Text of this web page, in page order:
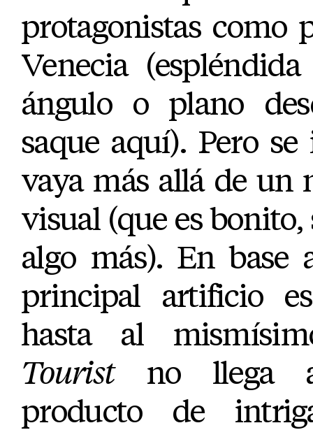
protagonistas como
Venecia
ángulo o plano
saque aquí). Pero
vaya más allá de un
visual (que es bonito,
algo más). En
principal artificio
hasta al
Touristno llega a
producto de